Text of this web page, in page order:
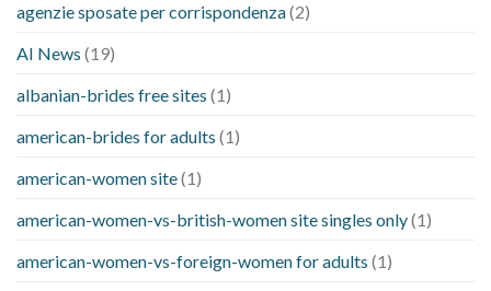
agenzie sposate per corrispondenza(2)
AI News (19)
albanian-brides free sites (1)
american-brides for adults (1)
american-women site(1)
american-women-vs-british-women site singles only(1)
american-women-vs-foreign-women for adults (1)